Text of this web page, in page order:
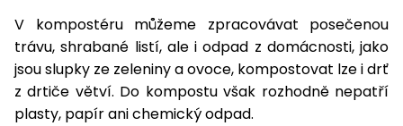
V kompostéru můžeme zpracovávat posečenou
trávu, shrabané listí, ale i odpad z domácnosti, jako
jsou slupky ze zeleniny a ovoce, kompostovat lze i drť
z drtiče větví. Do kompostu však rozhodně nepatří
plasty, papír ani chemický odpad.